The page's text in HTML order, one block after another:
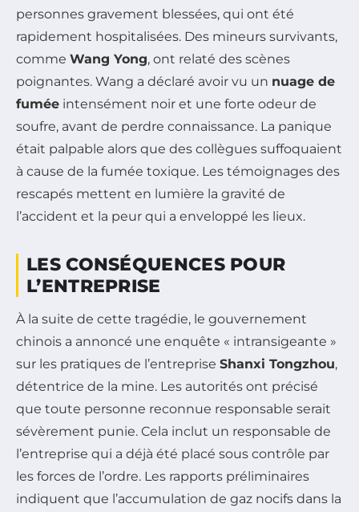
personnes gravement blessées, qui ont été
rapidement hospitalisées. Des mineurs survivants,
comme Wang Yong, ont relaté des scènes
poignantes. Wang a déclaré avoir vu un nuage de
fumée intensément noir et une forte odeur de
soufre, avant de perdre connaissance. La panique
était palpable alors que des collègues suffoquaient
à cause de la fumée toxique. Les témoignages des
rescapés mettent en lumière la gravité de
l’accident et la peur qui a enveloppé les lieux.
LES CONSÉQUENCES POUR
L’ENTREPRISE
À la suite de cette tragédie, le gouvernement
chinois a annoncé une enquête « intransigeante »
sur les pratiques de l’entreprise Shanxi Tongzhou,
détentrice de la mine. Les autorités ont précisé
que toute personne reconnue responsable serait
sévèrement punie. Cela inclut un responsable de
l’entreprise qui a déjà été placé sous contrôle par
les forces de l’ordre. Les rapports préliminaires
indiquent que l’accumulation de gaz nocifs dans la